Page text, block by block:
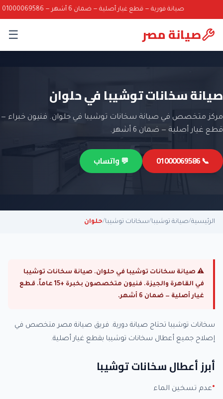
صيانة فورية — قطع غيار أصلية — ضمان 6 أشهر — 01000069586
صيانة مصر ☰
صيانة سخانات توشيبا في حلوان
مركز متخصص في صيانة سخانات توشيبا في حلوان. فنيون خبراء —
قطع غيار أصلية — ضمان 6 أشهر.
📞 01000069586 💬 واتساب
الرئيسية/صيانة توشيبا/سخانات توشيبا/حلوان
⚠ صيانة سخانات توشيبا في حلوان. صيانة سخانات توشيبا
في القاهرة والجيزة. فنيون متخصصون بخبرة +15 عاماً. قطع
غيار أصلية — ضمان 6 أشهر.
سخانات توشيبا تحتاج صيانة دورية. فريق صيانة مصر متخصص في
إصلاح جميع أعطال سخانات توشيبا بقطع غيار أصلية.
أبرز أعطال سخانات توشيبا
عدم تسخين الماء